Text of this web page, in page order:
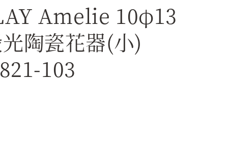
Amelie 10φ13
陶瓷花器(小)
103